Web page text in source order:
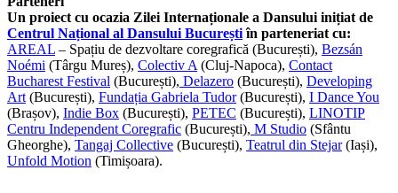
Un proiect cu ocazia Zilei Internaționale a Dansului inițiat de
Centrul Național al Dansului Bucureștiîn parteneriat cu:
AREAL – Spațiu de dezvoltare coregrafică (București), Bezsán
Noémi (Târgu Mureș), Colectiv A (Cluj-Napoca), Contact
Bucharest Festival (București), Delazero (București), Developing
Art (București), Fundația Gabriela Tudor(București), I Dance You
(Brașov), Indie Box (București), PETEC (București), LINOTIP
Centru Independent Coregrafic (București), M Studio (Sfântu
Gheorghe), Tangaj Collective (București), Teatrul din Stejar(Iași),
Unfold Motion (Timișoara).